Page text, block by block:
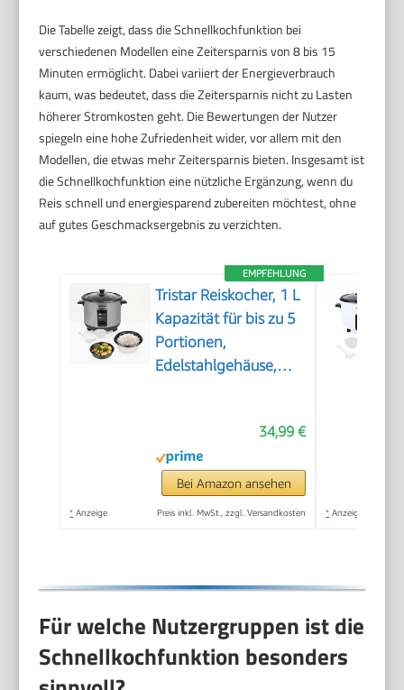
Die Tabelle zeigt, dass die Schnellkochfunktion bei
verschiedenen Modellen eine Zeitersparnis von 8 bis 15
Minuten ermöglicht. Dabei variiert der Energieverbrauch
kaum, was bedeutet, dass die Zeitersparnis nicht zu Lasten
höherer Stromkosten geht. Die Bewertungen der Nutzer
spiegeln eine hohe Zufriedenheit wider, vor allem mit den
Modellen, die etwas mehr Zeitersparnis bieten. Insgesamt ist
die Schnellkochfunktion eine nützliche Ergänzung, wenn du
Reis schnell und energiesparend zubereiten möchtest, ohne
auf gutes Geschmacksergebnis zu verzichten.
EMPFEHLUNG
Tristar Reiskocher, 1 L
Kapazität für bis zu 5
Portionen,
Edelstahlgehäuse,
Warmhaltefunktion,
400 W, RK-6144
34,99 €
Bei Amazon ansehen
* Anzeige Preis inkl. MwSt., zzgl. Versandkosten * Anzeige
Für welche Nutzergruppen ist die
Schnellkochfunktion besonders